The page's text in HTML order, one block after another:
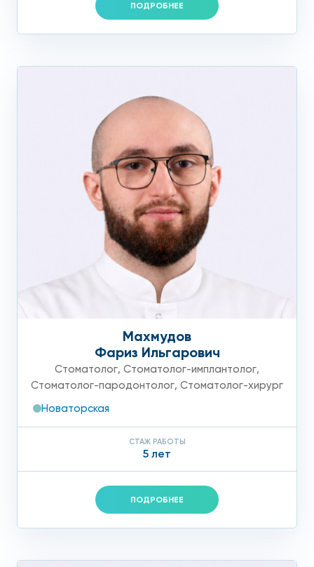
ПОДРОБНЕЕ
Махмудов
Фариз Ильгарович
Стоматолог, Стоматолог-имплантолог,
Стоматолог-пародонтолог, Стоматолог-хирург
Новаторская
СТАЖ РАБОТЫ
5 лет
ПОДРОБНЕЕ